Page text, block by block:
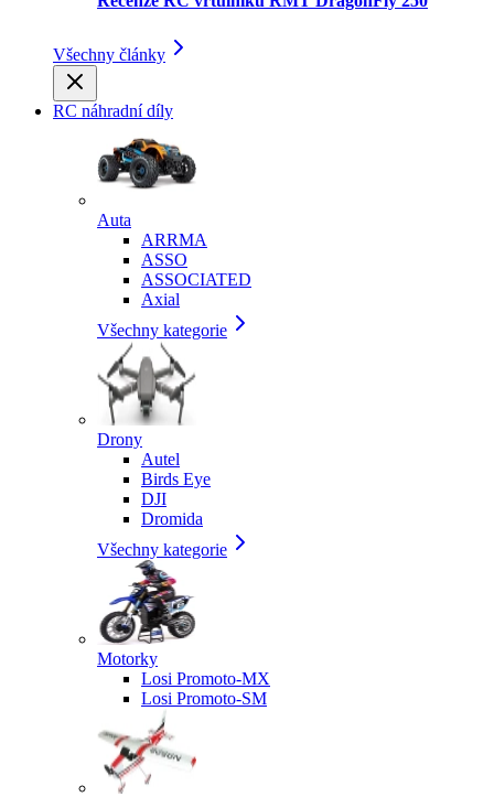
Všechny články
RC náhradní díly
Auta
ARRMA
ASSO
ASSOCIATED
Axial
Všechny kategorie
Drony
Autel
Birds Eye
DJI
Dromida
Všechny kategorie
Motorky
Losi Promoto-MX
Losi Promoto-SM